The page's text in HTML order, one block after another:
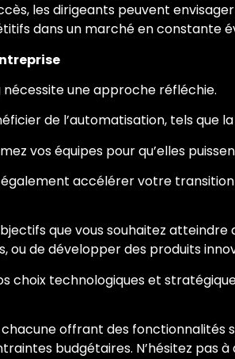
les dirigeants peuvent
dans un marché en constante
une approche réfléchie.
de l’automatisation, tels que
vos équipes pour qu’elles
accélérer votre
que vous souhaitez atteindre
ou de développer des produits
choix technologiques et
offrant des
budgétaires. N’hésitez